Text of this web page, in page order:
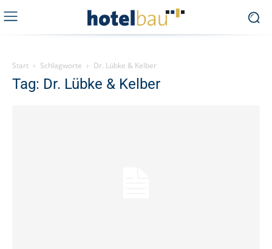
Start Schlagworte Dr. Lübke & Kelber
Tag: Dr. Lübke & Kelber